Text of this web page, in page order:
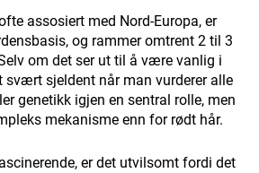
assosiert med Nord-Europa, er
og rammer omtrent 2 til 3
om det ser ut til å være vanlig i
svært sjeldent når man vurderer alle
genetikk igjen en sentral rolle, men
mekanisme enn for rødt hår.
er det utvilsomt fordi det